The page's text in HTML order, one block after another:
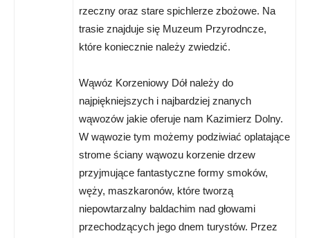
rzeczny oraz stare spichlerze zbożowe. Na
trasie znajduje się Muzeum Przyrodncze,
które koniecznie należy zwiedzić.
Wąwóz Korzeniowy Dół należy do
najpiękniejszych i najbardziej znanych
wąwozów jakie oferuje nam Kazimierz Dolny.
W wąwozie tym możemy podziwiać oplatające
strome ściany wąwozu korzenie drzew
przyjmujące fantastyczne formy smoków,
węży, maszkaronów, które tworzą
niepowtarzalny baldachim nad głowami
przechodzących jego dnem turystów. Przez